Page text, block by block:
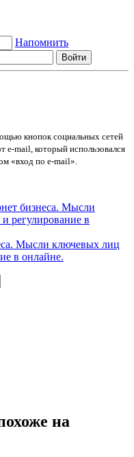
Напомнить
кнопок социальных сетей
e-mail, который использовался
«вход по e-mail».
Мысли ключевых лиц
в онлайне.
на